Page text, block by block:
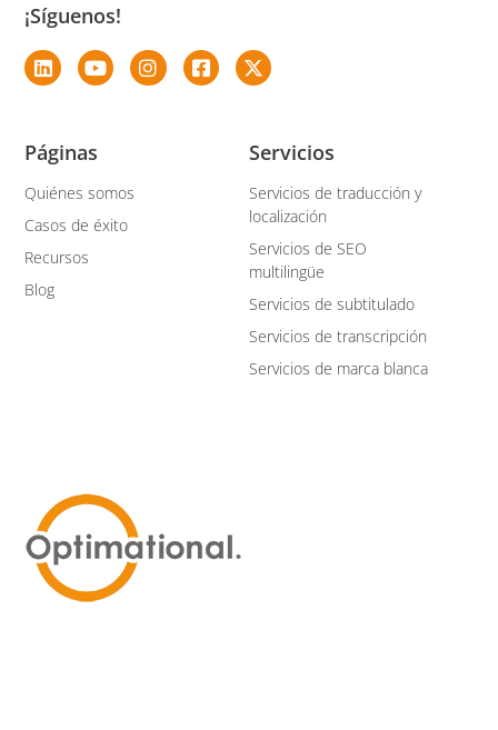
Servicios
Servicios de traducción y
localización
Servicios de SEO
multilingüe
Servicios de subtitulado
Servicios de transcripción
Servicios de marca blanca
Páginas
Quiénes somos
Casos de éxito
Recursos
Blog
¡Síguenos!